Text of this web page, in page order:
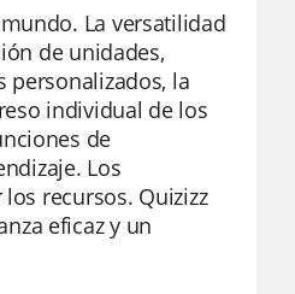
La versatilidad
de unidades,
personalizados, la
individual de los
de
Los
recursos. Quizizz
eficaz y un